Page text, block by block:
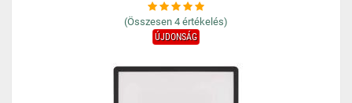
(Összesen 4 értékelés)
ÚJDONSÁG